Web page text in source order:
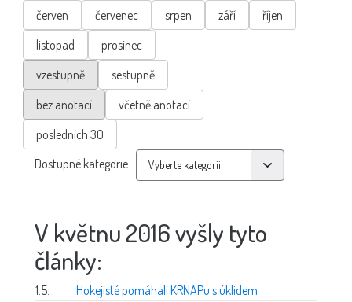
červen
červenec srpen září
říjen
listopad
prosinec
vzestupně
sestupně
bez anotací
včetně anotací
posledních 30
Dostupné kategorie
V květnu 2016 vyšly tyto
články:
1.5.
Hokejisté pomáhali KRNAPu s úklidem